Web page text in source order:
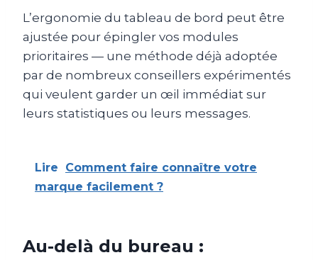
L’ergonomie du tableau de bord peut être
ajustée pour épingler vos modules
prioritaires — une méthode déjà adoptée
par de nombreux conseillers expérimentés
qui veulent garder un œil immédiat sur
leurs statistiques ou leurs messages.
Lire
Comment faire connaître votre
marque facilement ?
Au-delà du bureau :